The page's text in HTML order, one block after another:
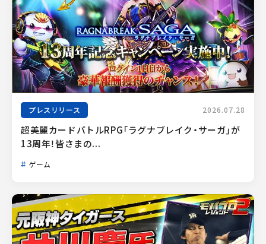
プレスリリース 2026.07.28
超美麗カードバトルRPG「ラグナブレイク・サーガ」が
13周年！皆さまの...
ゲーム